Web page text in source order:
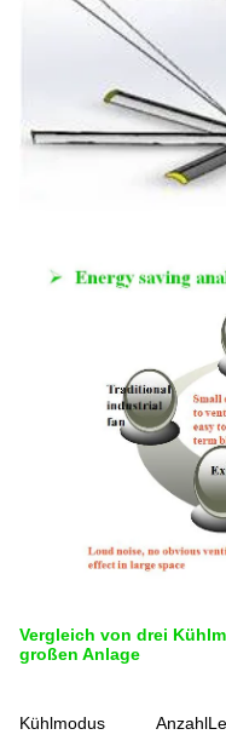
Vergleich von drei
großen Anlage
Kühlmodus Anzahl